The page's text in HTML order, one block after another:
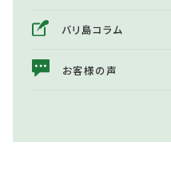
バリ島コラム
お客様の声